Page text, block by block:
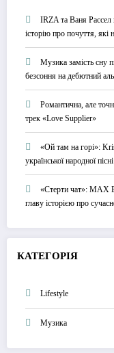
IRZA та Ваня Рассел
історію про почуття,
Музика замість сну
безсоння на дебютний
Романтична, але
трек «Love Supplier»
«Ой там на горі»:
української народної пісні
«Стерти чат»: MAX
главу історією про
КАТЕГОРІЯ
Lifestyle
Музика